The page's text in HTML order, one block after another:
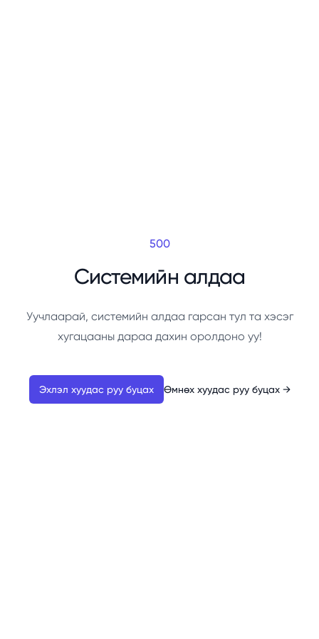
500
Системийн алдаа
Уучлаарай, системийн алдаа гарсан тул та хэсэг
хугацааны дараа дахин оролдоно уу!
Эхлэл хуудас руу буцах Өмнөх хуудас руу буцах →